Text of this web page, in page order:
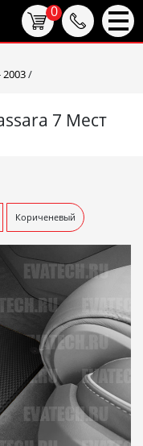
/
7 Мест
Кориченевый
0